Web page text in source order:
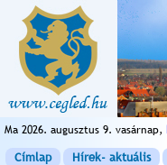
Ma 2026. augusztus 9. vasárnap,
Címlap Hírek- aktuális